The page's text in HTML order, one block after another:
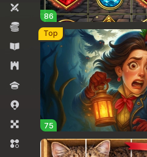
Dos jugadores
Economía
Educativo
Estrategia
Juego de preguntas
Juegos .io
Juegos de mesa
Match 3
86
75
Top